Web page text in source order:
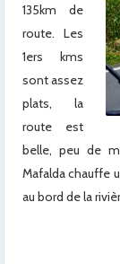
135km de
route. Les
1ers kms
sont assez
plats, la
route est
belle, peu de
Mafalda chauffe
au bord de la